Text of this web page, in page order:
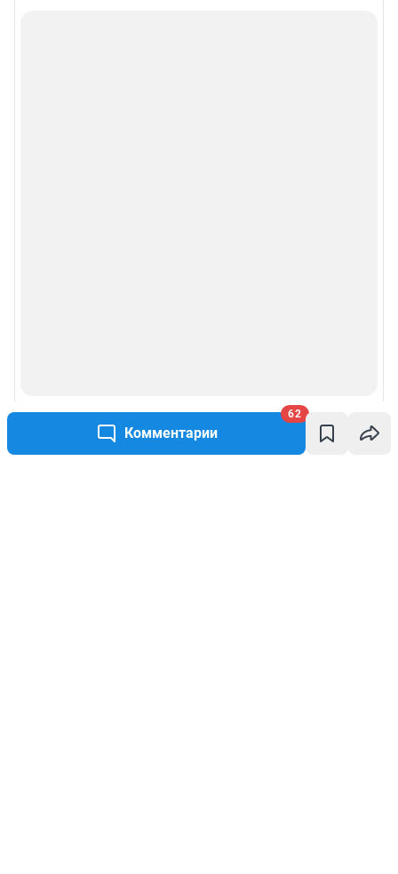
Комментарии
62